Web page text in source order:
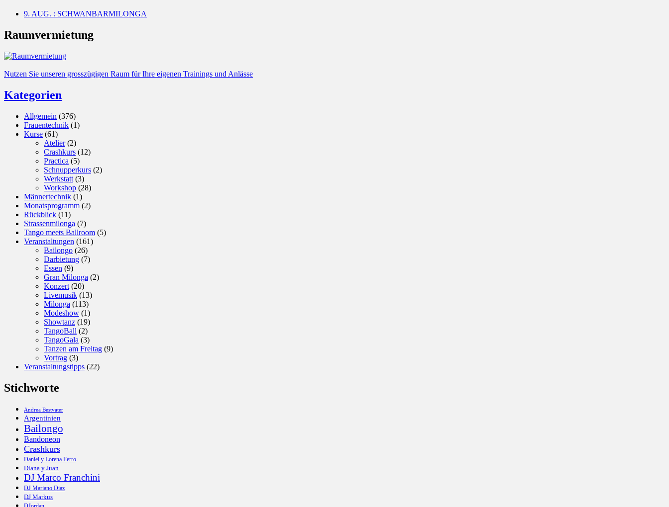
9. AUG. : SCHWANBARMILONGA
Raumvermietung
Nutzen Sie unseren grosszügigen Raum für Ihre eigenen Trainings und Anlässe
Kategorien
Allgemein (376)
Frauentechnik (1)
Kurse (61)
Atelier(2)
Crashkurs (12)
Practica (5)
Schnupperkurs (2)
Werkstatt (3)
Workshop (28)
Männertechnik (1)
Monatsprogramm (2)
Rückblick (11)
Strassenmilonga (7)
Tango meets Ballroom (5)
Veranstaltungen (161)
Bailongo (26)
Darbietung (7)
Essen (9)
Gran Milonga (2)
Konzert (20)
Livemusik (13)
Milonga (113)
Modeshow (1)
Showtanz (19)
TangoBall (2)
TangoGala (3)
Tanzen am Freitag (9)
Vortrag (3)
Veranstaltungstipps (22)
Stichworte
Andrea Bestvater
Argentinien
Bailongo
Bandoneon
Crashkurs
Daniel y Lorena Ferro
Diana y Juan
DJ Marco Franchini
DJ Mariano Diaz
DJ Markus